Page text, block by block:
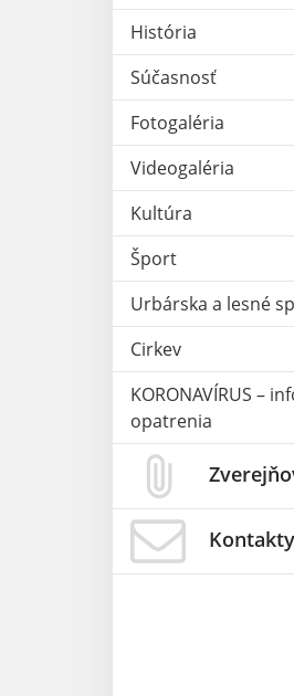
História
Súčasnosť
Fotogaléria
Videogaléria
Kultúra
Šport
Urbárska a lesné
Cirkev
KORONAVÍRUS –
opatrenia
Kontakty